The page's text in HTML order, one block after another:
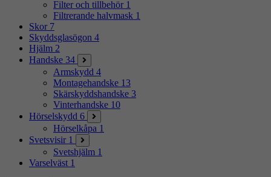
Filter och tillbehör 1
Filtrerande halvmask 1
Skor 7
Skyddsglasögon 4
Hjälm 2
Handske 34
Armskydd 4
Montagehandske 13
Skärskyddshandske 3
Vinterhandske 10
Hörselskydd 6
Hörselkåpa 1
Svetsvisir 1
Svetshjälm 1
Varselväst 1